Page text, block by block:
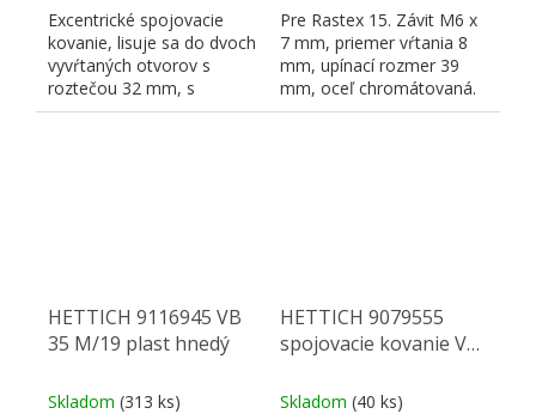
Excentrické spojovacie
kovanie, lisuje sa do dvoch
vyvŕtaných otvorov s
roztečou 32 mm, s
priemerom 20 a 10 mm,...
Pre Rastex 15. Závit M6 x
7 mm, priemer vŕtania 8
mm, upínací rozmer 39
mm, oceľ chromátovaná.
HETTICH 9116945 VB
35 M/19 plast hnedý
Skladom (313 ks)
HETTICH 9079555
spojovacie kovanie VB
Skladom (40 ks)